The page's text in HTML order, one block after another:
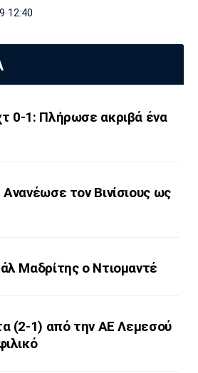
12:40
0-1: Πλήρωσε ακριβά ένα
τον Βινίσιους ως
Μαδρίτης ο Ντιομαντέ
(2-1) από την ΑΕ Λεμεσού